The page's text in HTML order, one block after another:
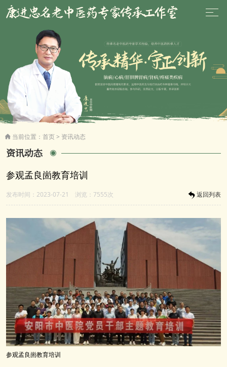
 当前位置： 首页> 资讯动态
资讯动态
参观孟良崮教育培训
发布时间：2023-07-21 浏览：7555次 返回列表
参观孟良崮教育培训